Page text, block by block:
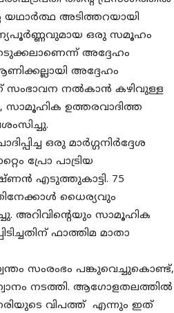
അടിത്തറയായി
ഒരു സമൂഹം
അദ്ദേഹം
അദ്ദേഹം
സംഭാവന നൽകാൻ കഴിവുള്ള
സാമൂഹിക ഉത്തരവാദിത്ത
ഒരു മാർഗ്ഗനിർദ്ദേശ
പ്രോ പാട്രിയ
എടുത്തുകാട്ടി. 75
ധൈര്യവും
അറിവിന്റെയും സാമൂഹിക
ഫാത്തിമ മാതാ
സംരംഭം പങ്കുവെച്ചുകൊണ്ട്,
നടത്തി. ആഗോളതലത്തിൽ
വിപത്ത് എന്നും ഇത്